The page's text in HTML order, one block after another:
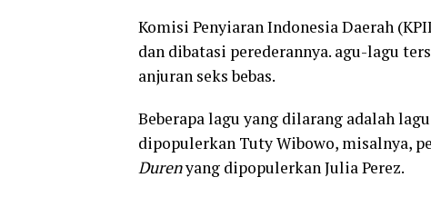
Komisi Penyiaran Indonesia Daerah
dan dibatasi perederannya. agu-lagu
anjuran seks bebas.
Beberapa lagu yang dilarang adalah
dipopulerkan Tuty Wibowo, misalnya,
Durenyang dipopulerkan Julia Perez.